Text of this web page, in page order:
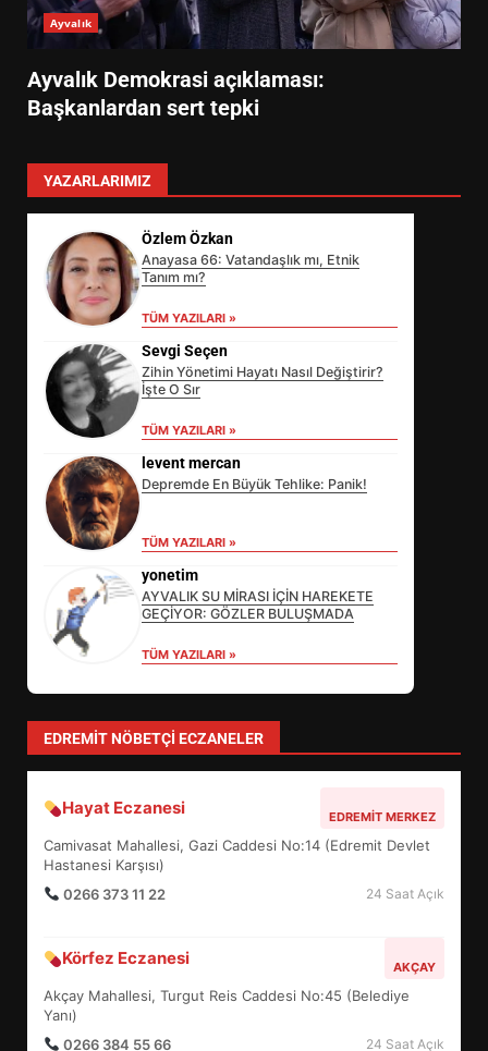
Ayvalık
Ayvalık Demokrasi açıklaması:
Başkanlardan sert tepki
YAZARLARIMIZ
Özlem Özkan
Anayasa 66: Vatandaşlık mı, Etnik
Tanım mı?
TÜM YAZILARI »
Sevgi Seçen
Zihin Yönetimi Hayatı Nasıl Değiştirir?
İşte O Sır
TÜM YAZILARI »
levent mercan
Depremde En Büyük Tehlike: Panik!
TÜM YAZILARI »
yonetim
AYVALIK SU MİRASI İÇİN HAREKETE
GEÇİYOR: GÖZLER BULUŞMADA
TÜM YAZILARI »
EDREMIT NÖBETÇI ECZANELER
Hayat Eczanesi EDREMIT MERKEZ
Camivasat Mahallesi, Gazi Caddesi No:14 (Edremit Devlet
Hastanesi Karşısı)
0266 373 11 22
24 Saat Açık
Körfez Eczanesi AKÇAY
Akçay Mahallesi, Turgut Reis Caddesi No:45 (Belediye
Yanı)
0266 384 55 66
24 Saat Açık
3
EİB’DE KRİTİK ATAMA:
SÜRDÜRÜLEBİLİRLİKTE NE
4
EDREMİT’İN GURURU TÜRKİYE
FİNALİNDE NE BAŞARDI?
5
BALIKESİR MÜZELERİNDE SÜRE